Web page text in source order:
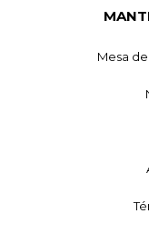
Mesa